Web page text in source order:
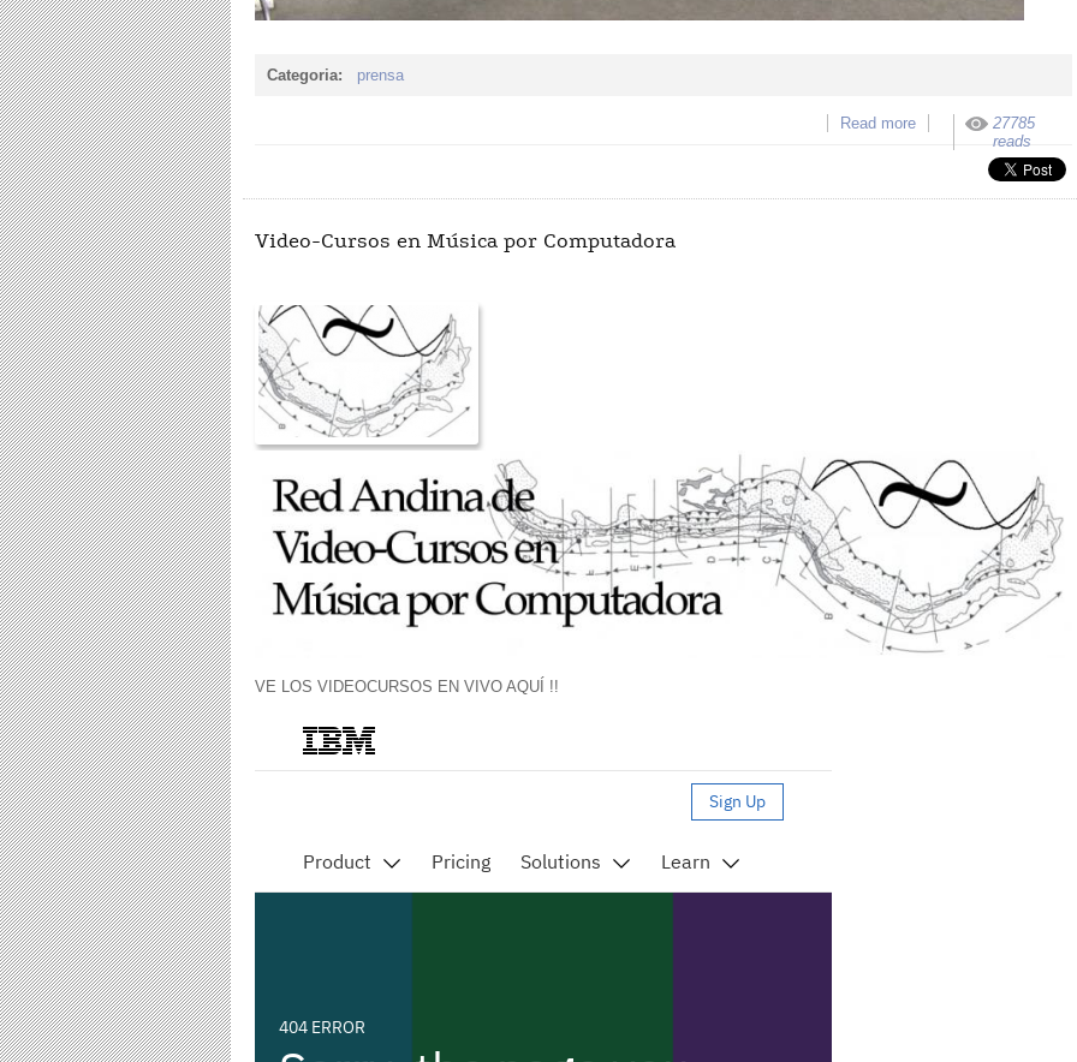
Categoria: prensa
Read more about
Finales DAL2013 Perú
27785
reads
Video-Cursos en Música por Computadora
VE LOS VIDEOCURSOS EN VIVO AQUÍ !!